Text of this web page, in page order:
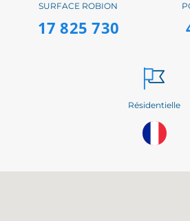
SURFACE ROBION
17 825 730
Résidentielle